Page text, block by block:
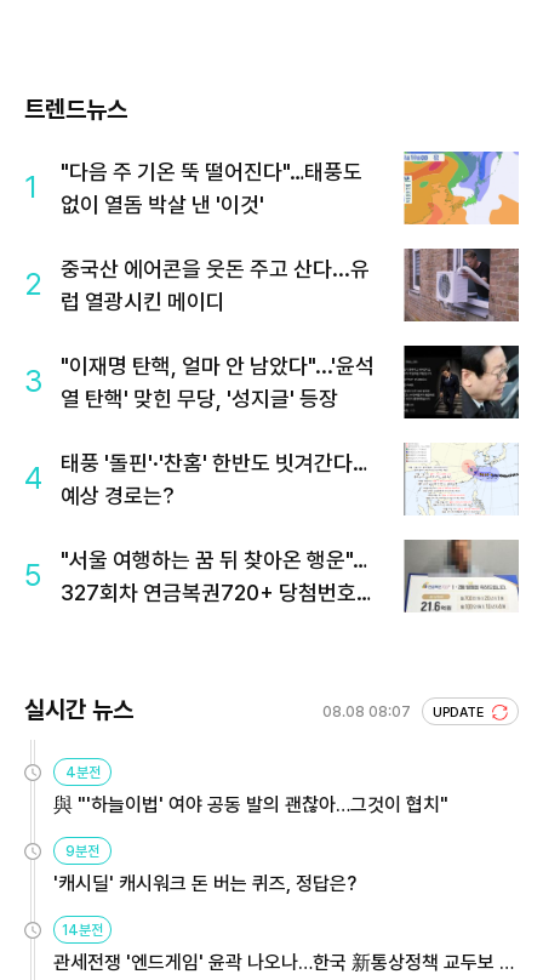
트렌드뉴스
1
"다음 주 기온 뚝 떨어진다"…태풍도
없이 열돔 박살 낸 '이것'
2
중국산 에어콘을 웃돈 주고 산다...유
럽 열광시킨 메이디
3
"이재명 탄핵, 얼마 안 남았다"...'윤석
열 탄핵' 맞힌 무당, '성지글' 등장
4
태풍 '돌핀'·'찬홈' 한반도 빗겨간다…
예상 경로는?
5
"서울 여행하는 꿈 뒤 찾아온 행운"…
327회차 연금복권720+ 당첨번호조
실시간 뉴스 08.08 08:07 UPDATE
4분전
與 "'하늘이법' 여야 공동 발의 괜찮아…그것이 협치"
9분전
'캐시딜' 캐시워크 돈 버는 퀴즈, 정답은?
14분전
관세전쟁 '엔드게임' 윤곽 나오나…한국 新통상정책 교두보 활